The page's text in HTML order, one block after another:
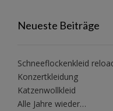
Neueste Beiträge
Schneeflockenkleid
Konzertkleidung
Katzenwollkleid
Alle Jahre wieder…